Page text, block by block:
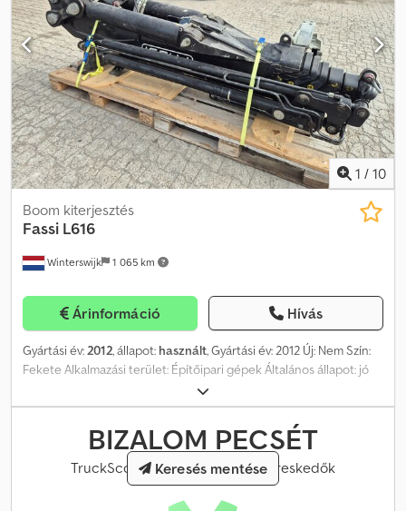
1 / 10
Winterswijk 1 065 km
Boom kiterjesztés
Fassi L616
Árinformáció Hívás
Gyártási év:2012, állapot: használt, Gyártási év: 2012 Új: Nem Szín:
Fekete Alkalmazási terület: Építőipari gépek Általános állapot: jó
Műszaki állapot: jó Külső állapot: jó Ár: Érdeklődés esetén További
információkért kérjük, vegye fel a kapcsolatot Klaas Gerritssel,
Peter Gerritssel vagy Gerrits úrral. Cedjzr Eltjpfx Ahqsrf
BIZALOM PECSÉT
TruckScout24 által hitelesített kereskedők
Keresés mentése